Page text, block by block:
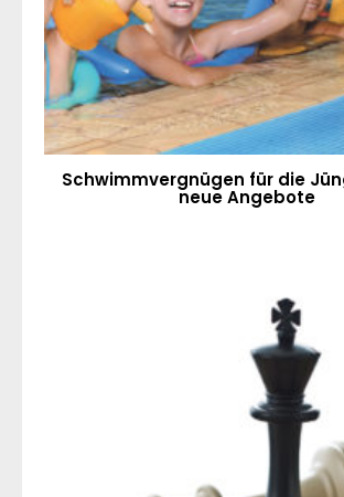
Schwimmvergnügen für die
neue Angebote